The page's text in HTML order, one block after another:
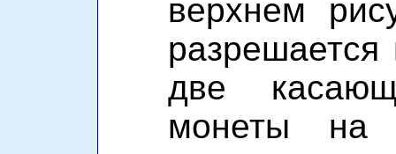
верхнем
две
монеты на